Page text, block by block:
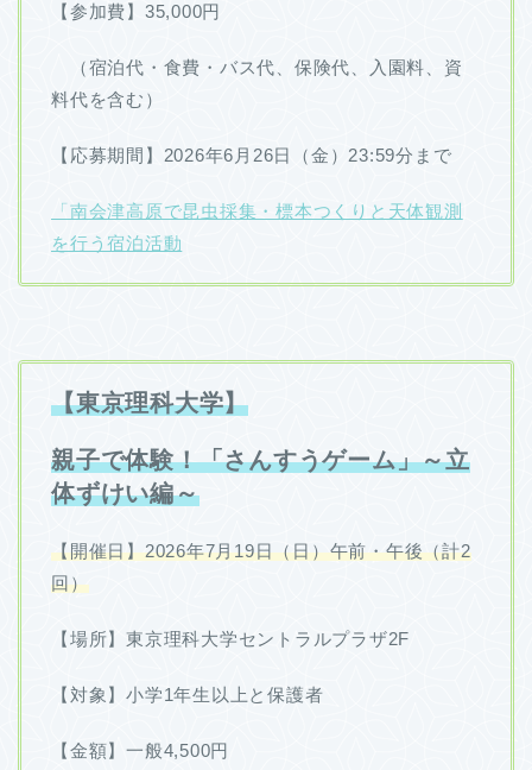
【参加費】35,000円
（宿泊代・食費・バス代、保険代、入園料、資
料代を含む）
【応募期間】2026年6月26日（金）23:59分まで
「南会津高原で昆虫採集・標本つくりと天体観測
を行う宿泊活動
【東京理科大学】
親子で体験！「さんすうゲーム」～立
体ずけい編～
【開催日】2026年7月19日（日）午前・午後（計2
回）
【場所】東京理科大学セントラルプラザ2F
【対象】小学1年生以上と保護者
【金額】一般4,500円